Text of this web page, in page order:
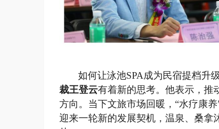
如何让泳池SPA成为民宿提档升
裁王登云有着新的思考。他表示，推
方向。当下文旅市场回暖， “水疗康
迎来一轮新的发展契机，温泉、桑拿